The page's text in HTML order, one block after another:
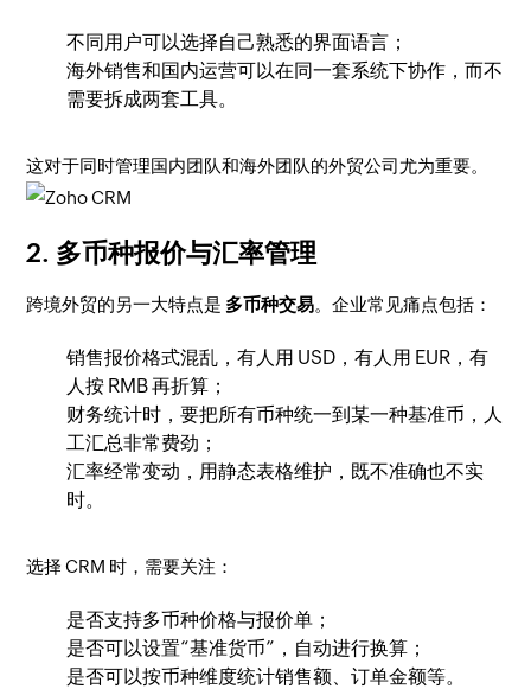
不同用户可以选择自己熟悉的界面语言；
海外销售和国内运营可以在同一套系统下协作，而不
需要拆成两套工具。
这对于同时管理国内团队和海外团队的外贸公司尤为重要。
2. 多币种报价与汇率管理
跨境外贸的另一大特点是 多币种交易。企业常见痛点包括：
销售报价格式混乱，有人用 USD，有人用 EUR，有
人按 RMB 再折算；
财务统计时，要把所有币种统一到某一种基准币，人
工汇总非常费劲；
汇率经常变动，用静态表格维护，既不准确也不实
时。
选择 CRM 时，需要关注：
是否支持多币种价格与报价单；
是否可以设置“基准货币”，自动进行换算；
是否可以按币种维度统计销售额、订单金额等。